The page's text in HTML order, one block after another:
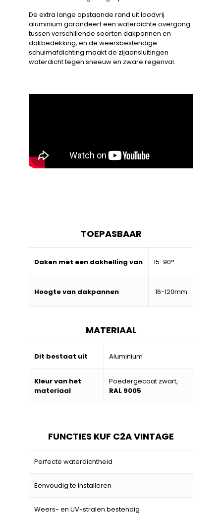
De extra lange opstaande rand uit loodvrij
aluminium garandeert een waterdichte overgang
tussen verschillende soorten dakpannen en
dakbedekking, en de weersbestendige
schuimafdichting maakt de zijaansluitingen
waterdicht tegen sneeuw en zware regenval.
TOEPASBAAR
Daken met een dakhelling van 15-90°
Hoogte van dakpannen 16-120mm
MATERIAAL
Dit bestaat uit Aluminium
Kleur van het
materiaal
Poedergecoat zwart,
RAL 9005
FUNCTIES KUF C2A VINTAGE
Perfecte waterdichtheid
Eenvoudig te installeren
Weers- en UV-stralen bestendig